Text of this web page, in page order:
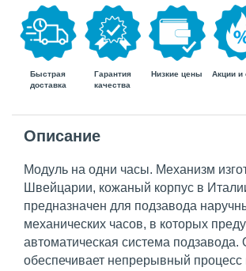
Быстрая
доставка
Гарантия
качества
Низкие цены Акции и
Описание
Модуль на одни часы. Механизм
Швейцарии, кожаный корпус в
предназначен для подзавода
механических часов, в которых
автоматическая система подзавода.
обеспечивает непрерывный процесс